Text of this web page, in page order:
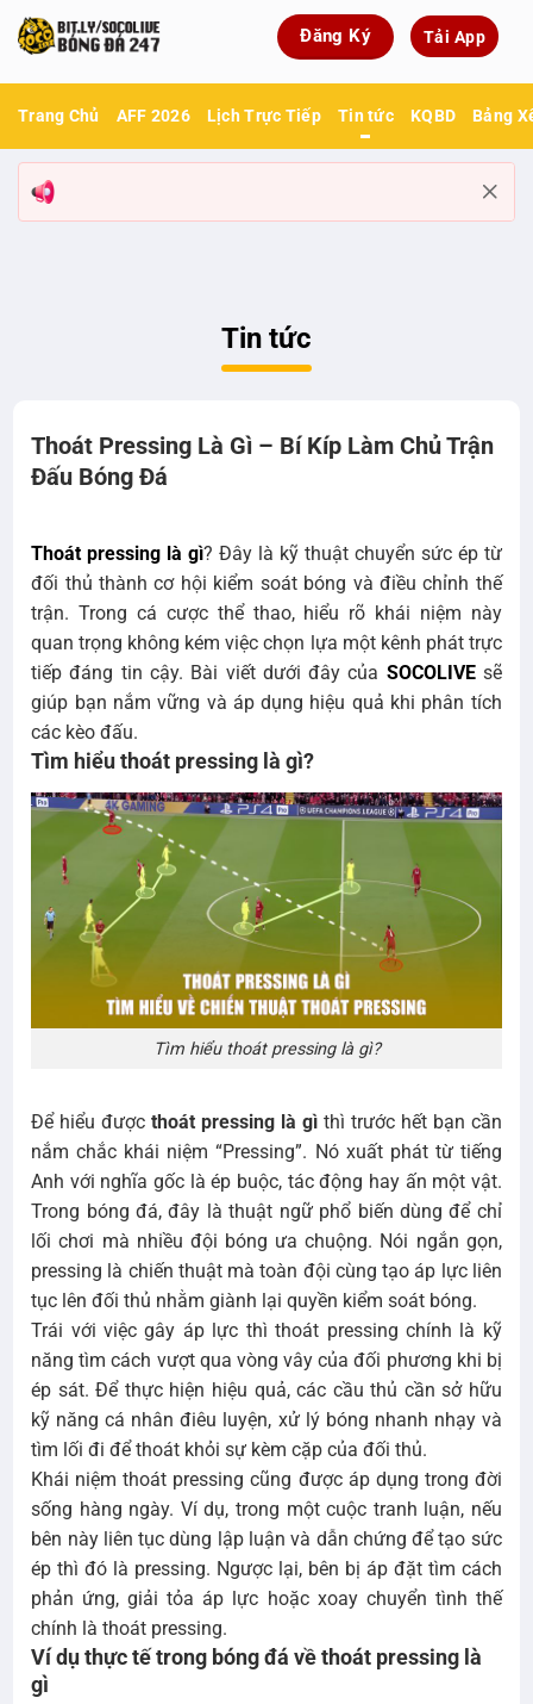
qua
Đăng Ký Tải App
Trang Chủ AFF 2026 Lịch Trực Tiếp Tin tức KQBD Bảng
Tin tức
Thoát Pressing Là Gì – Bí Kíp Làm Chủ Trận
Đấu Bóng Đá
Thoát pressing là gì? Đây là kỹ thuật chuyển sức ép từ
đối thủ thành cơ hội kiểm soát bóng và điều chỉnh thế
trận. Trong cá cược thể thao, hiểu rõ khái niệm này
quan trọng không kém việc chọn lựa một kênh phát trực
tiếp đáng tin cậy. Bài viết dưới đây của SOCOLIVEsẽ
giúp bạn nắm vững và áp dụng hiệu quả khi phân tích
các kèo đấu.
Tìm hiểu thoát pressing là gì?
Tìm hiểu thoát pressing là gì?
Để hiểu đượcthoát pressing là gìthì trước hết bạn cần
nắm chắc khái niệm “Pressing”. Nó xuất phát từ tiếng
Anh với nghĩa gốc là ép buộc, tác động hay ấn một vật.
Trong bóng đá, đây là thuật ngữ phổ biến dùng để chỉ
lối chơi mà nhiều đội bóng ưa chuộng. Nói ngắn gọn,
pressing là chiến thuật mà toàn đội cùng tạo áp lực liên
tục lên đối thủ nhằm giành lại quyền kiểm soát bóng.
Trái với việc gây áp lực thì thoát pressing chính là kỹ
năng tìm cách vượt qua vòng vây của đối phương khi bị
ép sát. Để thực hiện hiệu quả, các cầu thủ cần sở hữu
kỹ năng cá nhân điêu luyện, xử lý bóng nhanh nhạy và
tìm lối đi để thoát khỏi sự kèm cặp của đối thủ.
Khái niệm thoát pressing cũng được áp dụng trong đời
sống hàng ngày. Ví dụ, trong một cuộc tranh luận, nếu
bên này liên tục dùng lập luận và dẫn chứng để tạo sức
ép thì đó là pressing. Ngược lại, bên bị áp đặt tìm cách
phản ứng, giải tỏa áp lực hoặc xoay chuyển tình thế
chính là thoát pressing.
Ví dụ thực tế trong bóng đá về thoát pressing là
gì